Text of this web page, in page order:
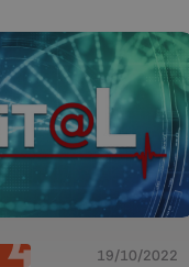
19/10/2022